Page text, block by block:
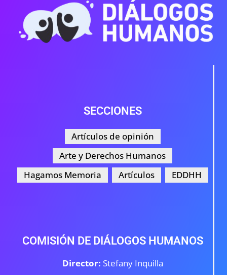
SECCIONES
Artículos de opinión
Arte y Derechos Humanos
Hagamos Memoria
Artículos EDDHH
COMISIÓN DE DIÁLOGOS HUMANOS
Director: Stefany Inquilla